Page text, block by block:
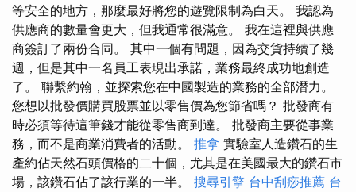
等安全的地方，那麼最好將您的遊覽限制為白天。 我認為
供應商的數量會更大，但我通常很滿意。 我在這裡與供應
商簽訂了兩份合同。 其中一個有問題，因為交貨持續了幾
週，但是其中一名員工表現出承諾，業務最終成功地創造
了。 聯繫約翰，並探索您在中國製造的業務的全部潛力。
您想以批發價購買股票並以零售價為您節省嗎？ 批發商有
時必須等待這筆錢才能從零售商到達。 批發商主要從事業
務，而不是商業消費者的活動。 推拿 實驗室人造鑽石的生
產約佔天然石頭價格的二十個，尤其是在美國最大的鑽石市
場，該鑽石佔了該行業的一半。 搜尋引擎 台中刮痧推薦 台